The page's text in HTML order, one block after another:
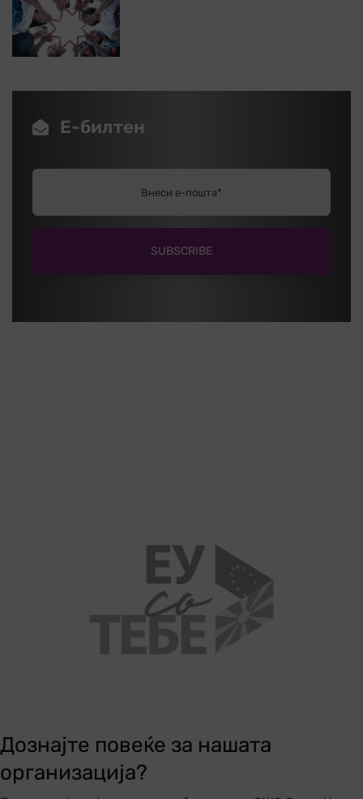
Е-билтен
Дознајте повеќе за нашата
организација?